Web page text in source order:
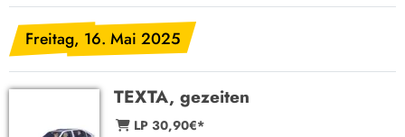
Freitag, 16. Mai 2025
TEXTA, gezeiten
LP 30,90€*